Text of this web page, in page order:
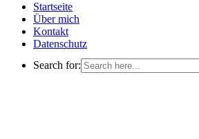
Startseite
Über mich
Kontakt
Datenschutz
Search for: